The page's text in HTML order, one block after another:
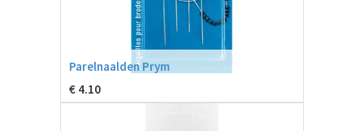
Parelnaalden Prym
€ 4.10